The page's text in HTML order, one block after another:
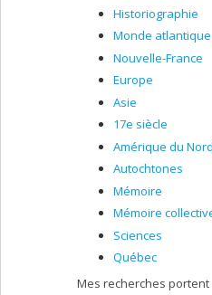
Historiographie
Monde atlantique
Nouvelle-France
Europe
Asie
17e siècle
Amérique du Nord
Autochtones
Mémoire
Mémoire
Sciences
Québec
Mes recherches portent